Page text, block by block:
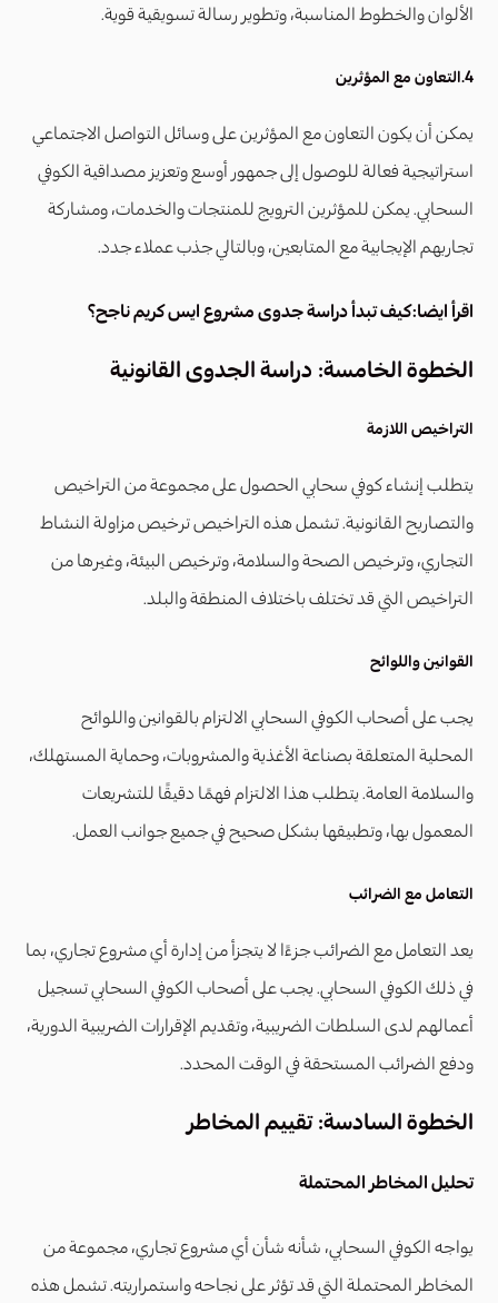
الألوان والخطوط المناسبة، وتطوير رسالة تسويقية قوية.
4.التعاون مع المؤثرين
يمكن أن يكون التعاون مع المؤثرين على وسائل التواصل الاجتماعي
استراتيجية فعالة للوصول إلى جمهور أوسع وتعزيز مصداقية الكوفي
السحابي. يمكن للمؤثرين الترويج للمنتجات والخدمات، ومشاركة
تجاربهم الإيجابية مع المتابعين، وبالتالي جذب عملاء جدد.
اقرأ ايضا:كيف تبدأ دراسة جدوى مشروع ايس كريم ناجح؟
الخطوة الخامسة: دراسة الجدوى القانونية
التراخيص اللازمة
يتطلب إنشاء كوفي سحابي الحصول على مجموعة من التراخيص
والتصاريح القانونية. تشمل هذه التراخيص ترخيص مزاولة النشاط
التجاري، وترخيص الصحة والسلامة، وترخيص البيئة، وغيرها من
التراخيص التي قد تختلف باختلاف المنطقة والبلد.
القوانين واللوائح
يجب على أصحاب الكوفي السحابي الالتزام بالقوانين واللوائح
المحلية المتعلقة بصناعة الأغذية والمشروبات، وحماية المستهلك،
والسلامة العامة. يتطلب هذا الالتزام فهمًا دقيقًا للتشريعات
المعمول بها، وتطبيقها بشكل صحيح في جميع جوانب العمل.
التعامل مع الضرائب
يعد التعامل مع الضرائب جزءًا لا يتجزأ من إدارة أي مشروع تجاري، بما
في ذلك الكوفي السحابي. يجب على أصحاب الكوفي السحابي تسجيل
أعمالهم لدى السلطات الضريبية، وتقديم الإقرارات الضريبية الدورية،
ودفع الضرائب المستحقة في الوقت المحدد.
الخطوة السادسة: تقييم المخاطر
تحليل المخاطر المحتملة
يواجه الكوفي السحابي، شأنه شأن أي مشروع تجاري، مجموعة من
المخاطر المحتملة التي قد تؤثر على نجاحه واستمراريته. تشمل هذه